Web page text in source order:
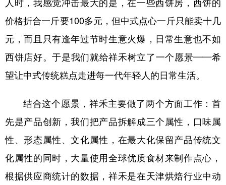
人时，我感觉冲击最大的是，在一些西饼房，西饼的
价格折合一斤要100多元，但中式点心一斤只能卖十几
元，而且只有逢年过节时生意火爆，日常生意也不如
西饼店好。于是我们就给祥禾树立了一个愿景——希
望让中式传统糕点走进每一代年轻人的日常生活。
结合这个愿景，祥禾主要做了两个方面工作：首
先是产品创新，我们把产品拆解成三个属性，口味属
性、形态属性、文化属性，在最大化保留产品传统文
化属性的同时，大量使用全球优质食材来制作点心，
根据供应商统计的数据，祥禾是在天津烘焙行业中动